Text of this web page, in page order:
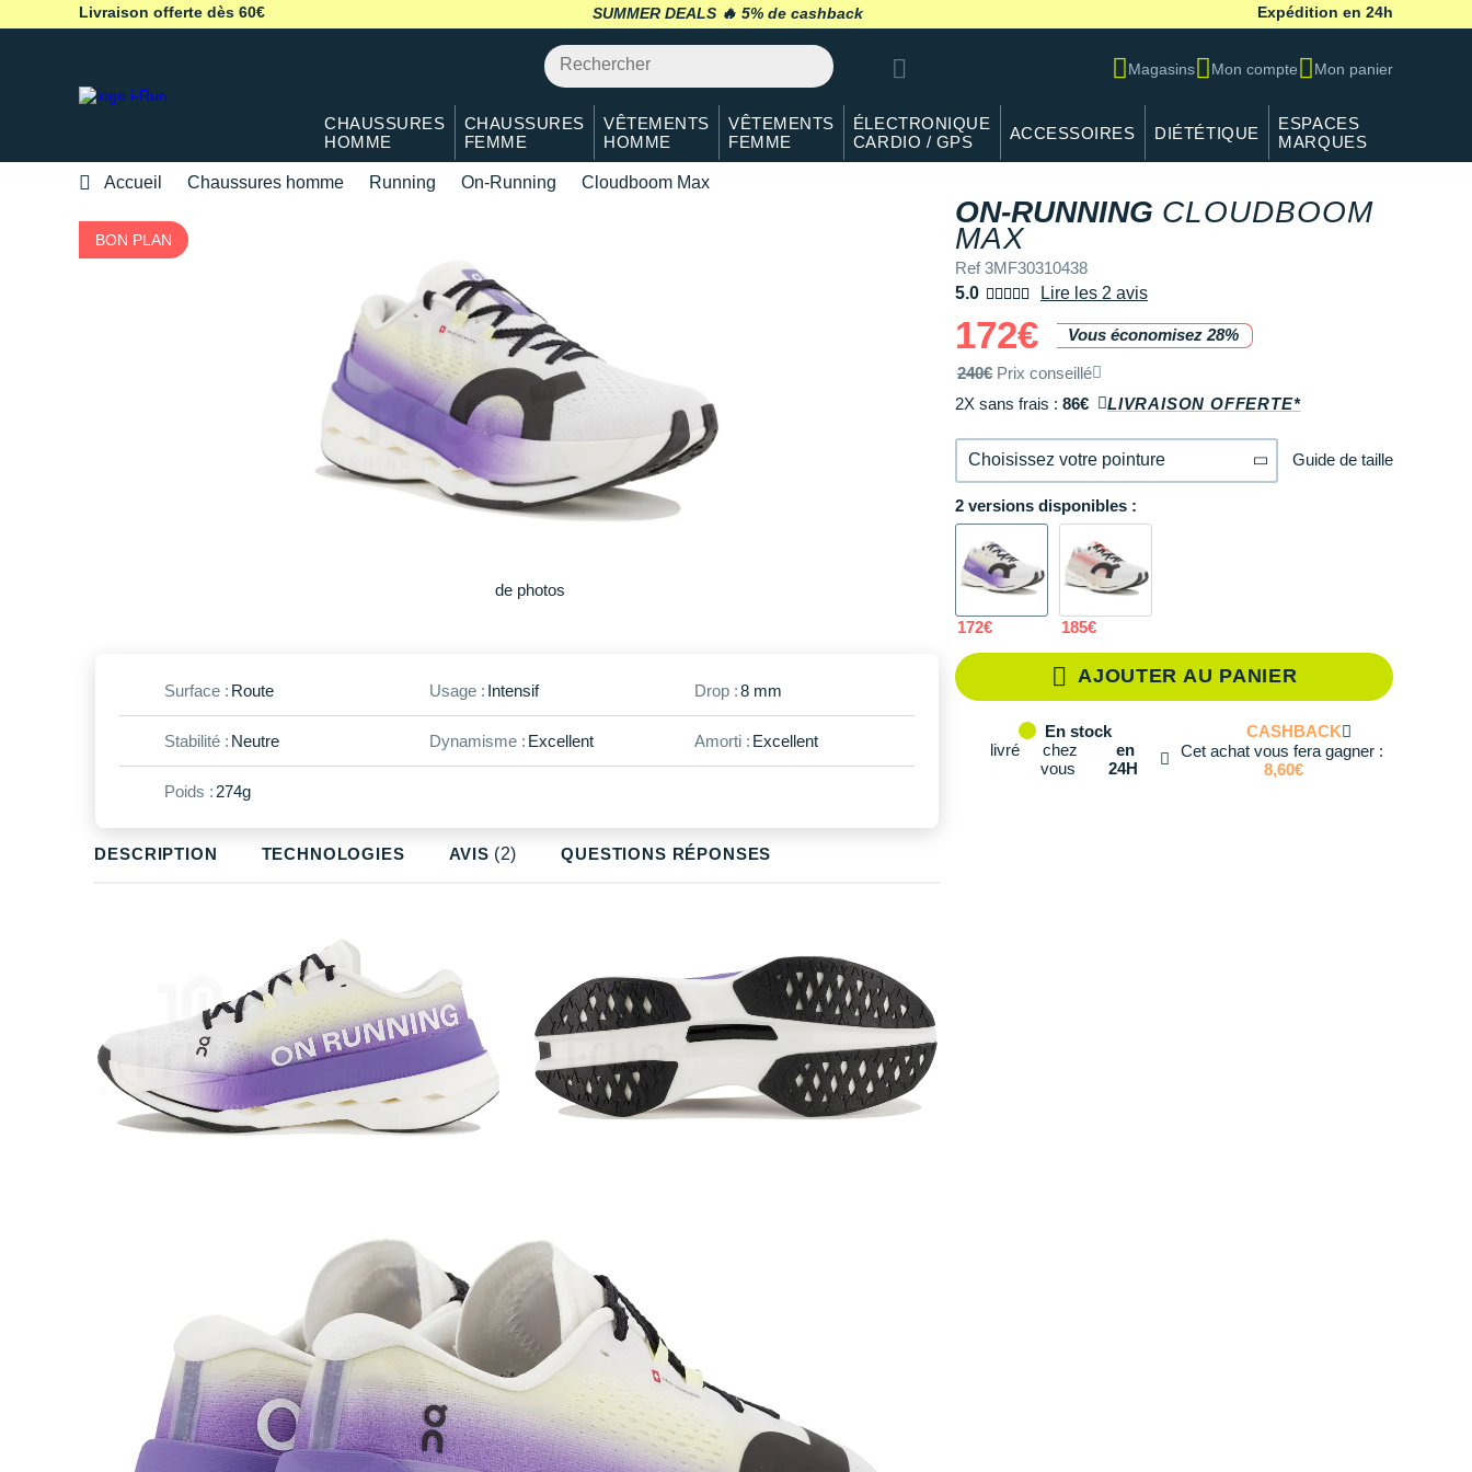
Livraison offerte dès 60€ SUMMER DEALS 🔥 retour 30 jours* Expédition en 24h
Magasins Mon compte Mon panier
CHAUSSURES
HOMME
CHAUSSURES
FEMME
VÊTEMENTS
HOMME
VÊTEMENTS
FEMME
ÉLECTRONIQUE
CARDIO / GPS
ACCESSOIRES DIÉTÉTIQUE
ESPACES
MARQUES
Accueil Chaussures homme Running On-Running Cloudboom Max
ON-RUNNING CLOUDBOOM
MAX
Ref 3MF30310438
5.0
Lire les 2 avis
172€ Vous économisez 28%
240€ Prix conseillé
2X sans frais : 86€ LIVRAISON OFFERTE*
Choisissez votre pointure
40 En rupture
40.5 En rupture
41 En stock
Il en reste 1 !
En stock
Guide de taille
2 versions disponibles :
172€ 185€
AJOUTER AU PANIER
En stock
livré
chez
vous
en
24H
CASHBACK
Cet achat vous fera gagner :
8,60€
DESCRIPTION TECHNOLOGIES AVIS (2) QUESTIONS RÉPONSES
Surface : Route Usage : Intensif Drop :8 mm
Stabilité : Neutre Dynamisme : Excellent Amorti : Excellent
Poids : 274g
BON PLAN
Plus
de photos
40.5 En rupture
En stock
Il en reste 1 !
47 Il en reste 2 !
47.5
48